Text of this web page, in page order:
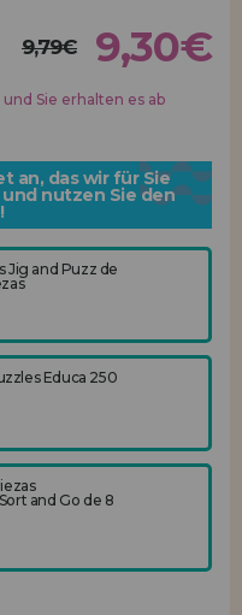
9,79€ 9,30€
Sie erhalten es ab
an, das wir für Sie
nutzen Sie den
Jig and Puzz de
Educa 250
and Go de 8